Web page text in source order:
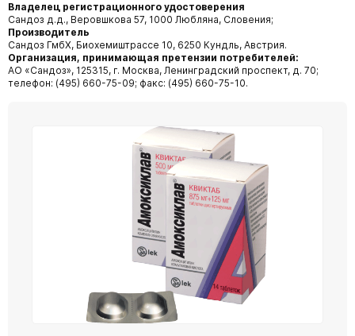
Владелец регистрационного удостоверения
Сандоз д.д., Веровшкова 57, 1000 Любляна, Словения;
Производитель
Сандоз ГмбХ, Биохемиштрассе 10, 6250 Кундль, Австрия.
Организация, принимающая претензии потребителей:
АО «Сандоз», 125315, г. Москва, Ленинградский проспект, д. 70;
телефон: (495) 660-75-09; факс: (495) 660-75-10.